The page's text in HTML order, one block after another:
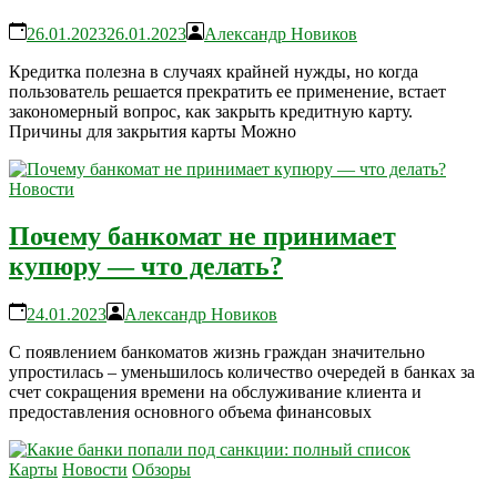
26.01.202326.01.2023
Александр Новиков
Кредитка полезна в случаях крайней нужды, но когда
пользователь решается прекратить ее применение, встает
закономерный вопрос, как закрыть кредитную карту.
Причины для закрытия карты Можно
Новости
Почему банкомат не принимает
купюру — что делать?
24.01.2023
Александр Новиков
С появлением банкоматов жизнь граждан значительно
упростилась – уменьшилось количество очередей в банках за
счет сокращения времени на обслуживание клиента и
предоставления основного объема финансовых
Карты Новости Обзоры